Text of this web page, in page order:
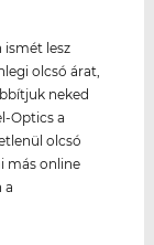
lesz
olcsó árat,
neked
Optics a
olcsó
más online
a